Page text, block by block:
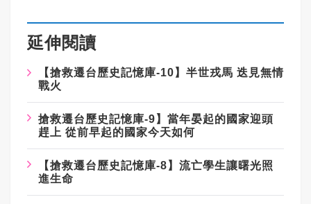
延伸閱讀
【搶救遷台歷史記憶庫-10】半世戎馬 迭見無情
戰火
搶救遷台歷史記憶庫-9】當年晏起的國家迎頭
趕上 從前早起的國家今天如何
【搶救遷台歷史記憶庫-8】流亡學生讓曙光照
進生命